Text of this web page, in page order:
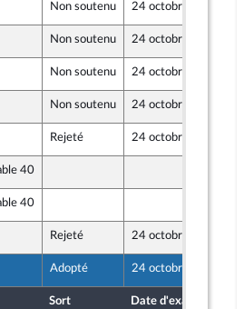
mer et Territoires
Non soutenu 24 octobre 2024
Non soutenu 24 octobre 2024
Non soutenu 24 octobre 2024
Non soutenu 24 octobre 2024
Rejeté 24 octobre 2024
40
40
Rejeté 24 octobre 2024
Adopté 24 octobre 2024
Sort Date d'examen